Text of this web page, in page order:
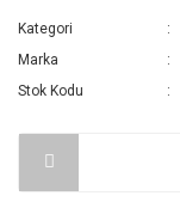
Kategori
Marka
Stok Kodu